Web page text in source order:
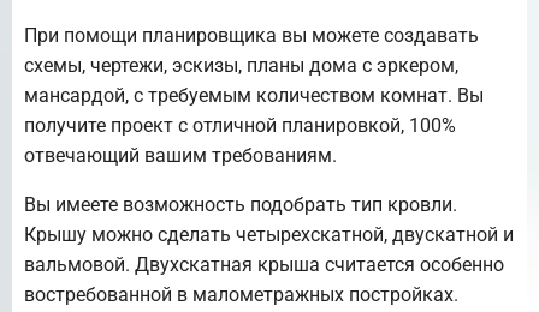
При помощи планировщика вы можете создавать
схемы, чертежи, эскизы, планы дома с эркером,
мансардой, с требуемым количеством комнат. Вы
получите проект с отличной планировкой, 100%
отвечающий вашим требованиям.
Вы имеете возможность подобрать тип кровли.
Крышу можно сделать четырехскатной, двускатной и
вальмовой. Двухскатная крыша считается особенно
востребованной в малометражных постройках.